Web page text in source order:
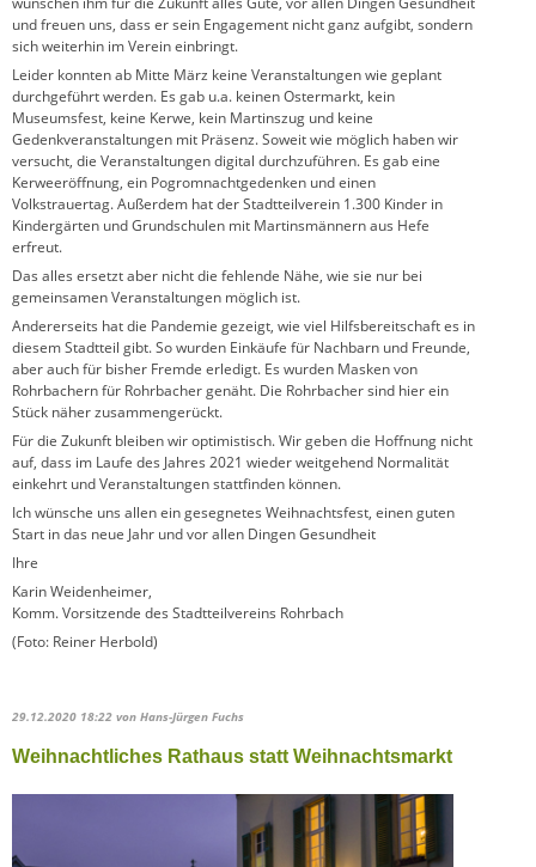
und freuen uns, dass er sein Engagement nicht ganz aufgibt, sondern
sich weiterhin im Verein einbringt.
Leider konnten ab Mitte März keine Veranstaltungen wie geplant
durchgeführt werden. Es gab u.a. keinen Ostermarkt, kein
Museumsfest, keine Kerwe, kein Martinszug und keine
Gedenkveranstaltungen mit Präsenz. Soweit wie möglich haben wir
versucht, die Veranstaltungen digital durchzuführen. Es gab eine
Kerweeröffnung, ein Pogromnachtgedenken und einen
Volkstrauertag. Außerdem hat der Stadtteilverein 1.300 Kinder in
Kindergärten und Grundschulen mit Martinsmännern aus Hefe
erfreut.
Das alles ersetzt aber nicht die fehlende Nähe, wie sie nur bei
gemeinsamen Veranstaltungen möglich ist.
Andererseits hat die Pandemie gezeigt, wie viel Hilfsbereitschaft es in
diesem Stadtteil gibt. So wurden Einkäufe für Nachbarn und Freunde,
aber auch für bisher Fremde erledigt. Es wurden Masken von
Rohrbachern für Rohrbacher genäht. Die Rohrbacher sind hier ein
Stück näher zusammengerückt.
Für die Zukunft bleiben wir optimistisch. Wir geben die Hoffnung nicht
auf, dass im Laufe des Jahres 2021 wieder weitgehend Normalität
einkehrt und Veranstaltungen stattfinden können.
Ich wünsche uns allen ein gesegnetes Weihnachtsfest, einen guten
Start in das neue Jahr und vor allen Dingen Gesundheit
Ihre
Karin Weidenheimer,
Komm. Vorsitzende des Stadtteilvereins Rohrbach
(Foto: Reiner Herbold)
29.12.2020 18:22 von Hans-Jürgen Fuchs
Weihnachtliches Rathaus statt Weihnachtsmarkt